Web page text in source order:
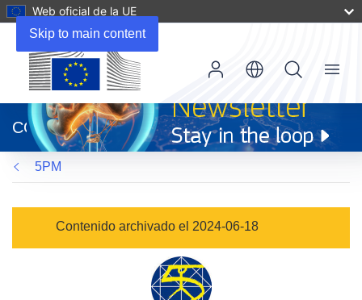
Skip to main content
Web oficial de la UE
abrirá
en
una
nueva
ventana)
CORDIS
Menu
5PM
Contenido archivado el 2024-06-18